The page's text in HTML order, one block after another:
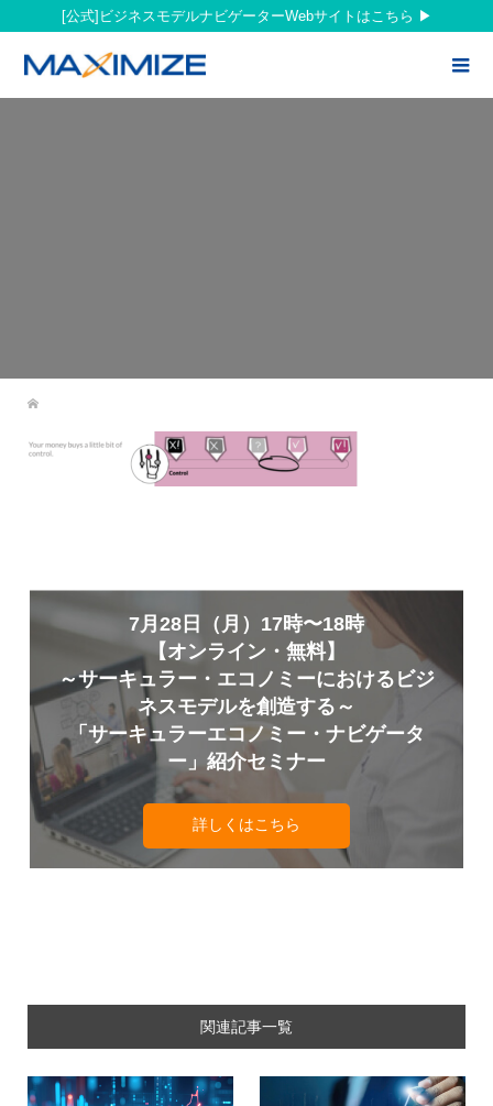
[公式]ビジネスモデルナビゲーターWebサイトはこちら
7月28日（月）17時〜18時
【オンライン・無料】
～サーキュラー・エコノミーにおけるビジ
ネスモデルを創造する～
「サーキュラーエコノミー・ナビゲータ
ー」紹介セミナー
詳しくはこちら
関連記事一覧